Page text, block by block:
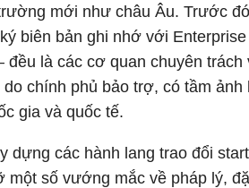
mới như châu Âu. Trước
biên bản ghi nhớ với
đều là các cơ quan chuyên
chính phủ bảo trợ, có tầm
gia và quốc tế.
dựng các hành lang trao đổi
một số vướng mắc về pháp lý,